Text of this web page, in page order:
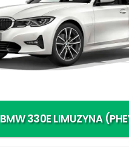
BMW 330E LIMUZYNA